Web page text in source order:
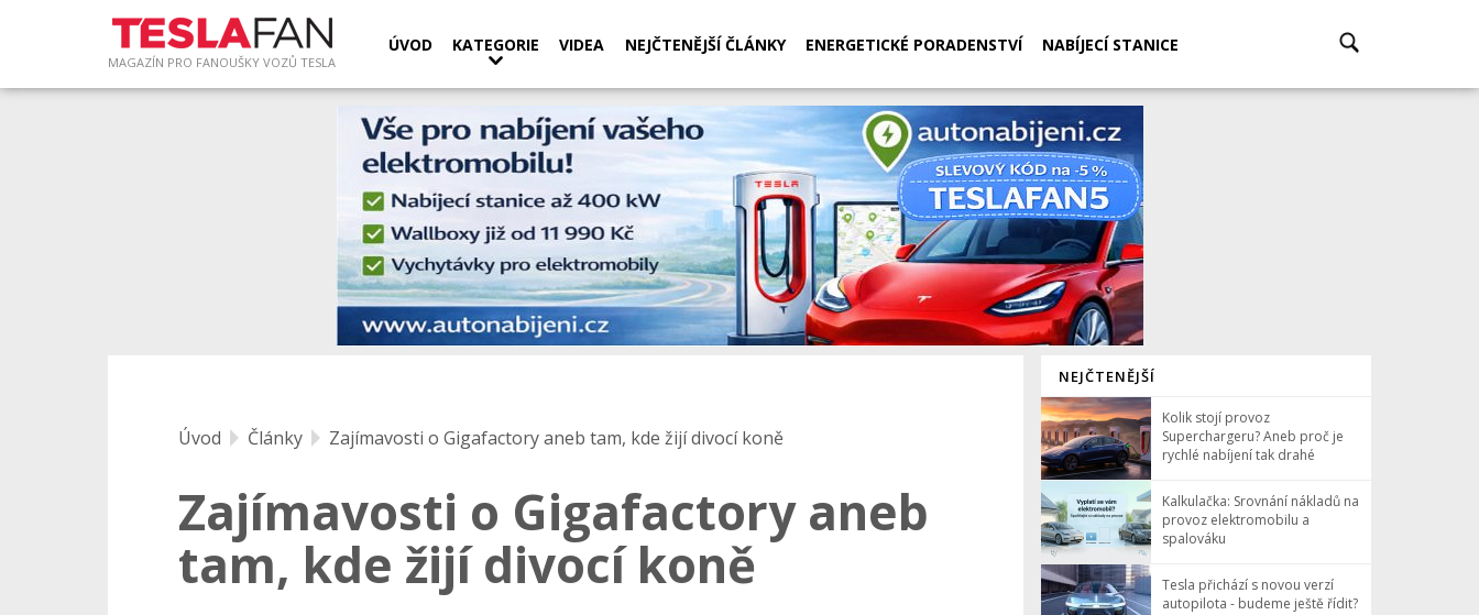
MAGAZÍN PRO FANOUŠKY VOZŮ TESLA
ÚVOD KATEGORIE VIDEA NEJČTENĚJŠÍ ČLÁNKY ENERGETICKÉ PORADENSTVÍ NABÍJECÍ STANICE
Úvod Články Zajímavosti o Gigafactory aneb tam, kde žijí divocí koně
Zajímavosti o Gigafactory aneb
tam, kde žijí divocí koně
NEJČTENĚJŠÍ
Kolik stojí provoz
Superchargeru? Aneb proč je
rychlé nabíjení tak drahé
Kalkulačka: Srovnání nákladů na
provoz elektromobilu a
spalováku
Tesla přichází s novou verzí
autopilota - budeme ještě řídit?